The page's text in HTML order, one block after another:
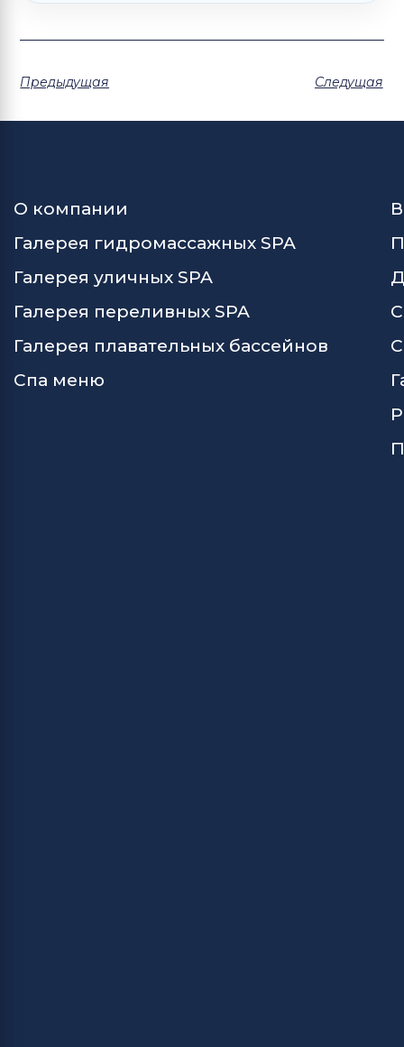
Предыдущая Следущая
О компании
Галерея гидромассажных SPA
Галерея уличных SPA
Галерея переливных SPA
Галерея плавательных бассейнов
Спа меню